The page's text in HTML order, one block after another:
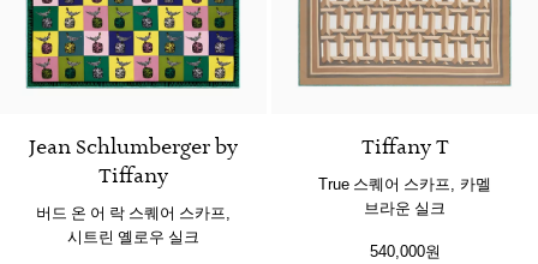
3 색상
Jean Schlumberger by
Tiffany
버드 온 어 락 스퀘어 스카프,
시트린 옐로우 실크
Tiffany T
True 스퀘어 스카프, 카멜
브라운 실크
540,000원